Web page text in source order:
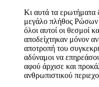
Κι αυτά τα ερωτήματα
μεγάλο πλήθος Ρώσων
όλοι αυτοί οι θεσμοί
αποδείχτηκαν μόνον
αποτροπή του
αδύναμοι να
αφού άρχισε και
ανθρωπιστικού